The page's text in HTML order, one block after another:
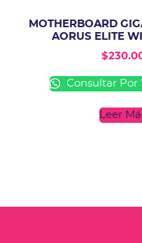
MOTHERBOARD
AORUS ELITE
$
Consultar Por
Leer